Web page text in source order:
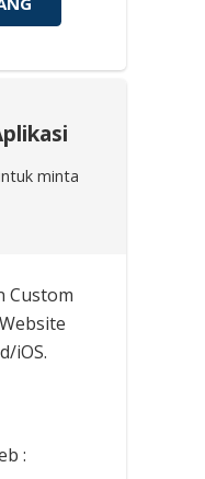
minta
Custom
iOS.
: